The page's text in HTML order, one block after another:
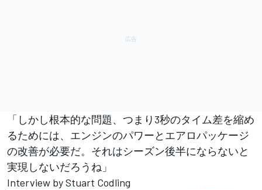
「しかし根本的な問題、つまり3秒のタイム差を縮め
るためには、エンジンのパワーとエアロパッケージ
の改善が必要だ。それはシーズン後半にならないと
実現しないだろうね」
Interview by Stuart Codling